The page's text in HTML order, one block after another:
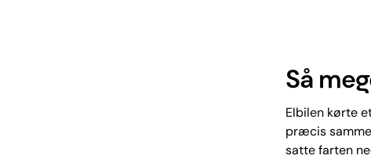
Så
Elbilen kørte
præcis
satte farten